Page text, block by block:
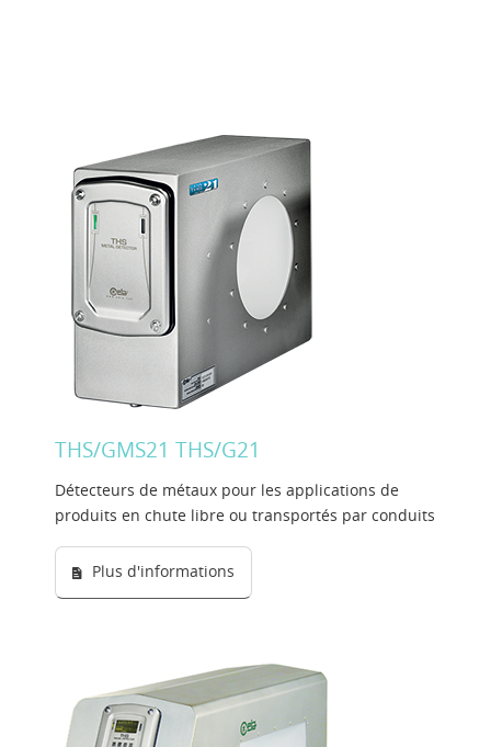
THS/GMS21 THS/G21
Détecteurs de métaux pour les applications de
produits en chute libre ou transportés par conduits
Plus d'informations